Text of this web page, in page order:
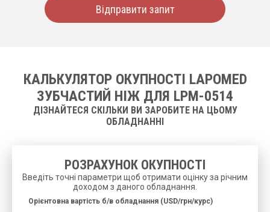
Відправити запит
КАЛЬКУЛЯТОР ОКУПНОСТІ LAPOMED
ЗУБЧАСТИЙ НІЖ ДЛЯ LPM-0514
ДІЗНАЙТЕСЯ СКІЛЬКИ ВИ ЗАРОБИТЕ НА ЦЬОМУ
ОБЛАДНАННІ
РОЗРАХУНОК ОКУПНОСТІ
Введіть точні параметри щоб отримати оцінку за річним
доходом з даного обладнання.
Орієнтовна вартість б/в обладнання (USD/грн/курс)